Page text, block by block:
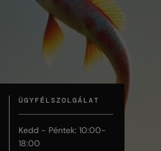
ÜGYFÉLSZOLGÁLAT
Kedd - Péntek: 10:00-
18:00